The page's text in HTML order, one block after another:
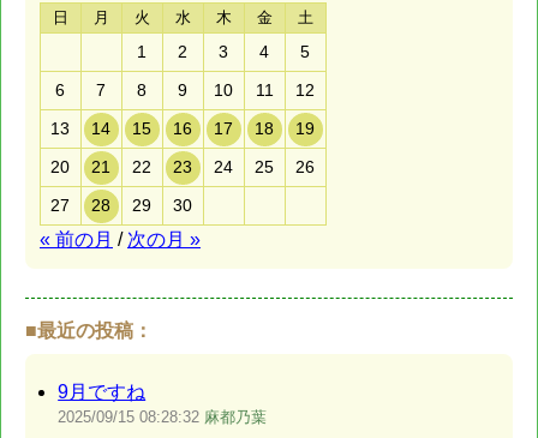
日 月 火 水 木 金 土
1 2 3 4
5
6
7 8 9 10 11
12
13
14 15 16 17 18
19
20
21 22 23 24 25
26
27
28 29 30
« 前の月 / 次の月 »
■最近の投稿：
9月ですね
2025/09/15 08:28:32 麻都乃葉